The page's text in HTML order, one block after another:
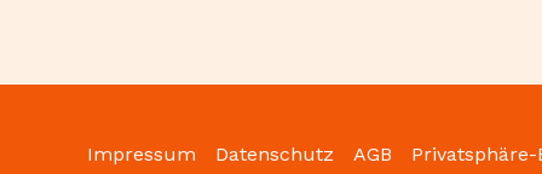
Impressum Datenschutz AGB